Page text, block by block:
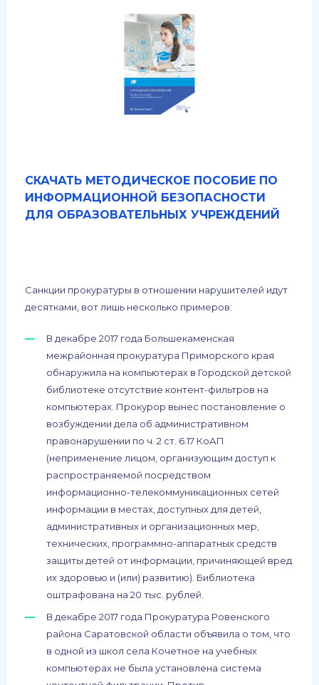
СКАЧАТЬ МЕТОДИЧЕСКОЕ ПОСОБИЕ ПО
ИНФОРМАЦИОННОЙ БЕЗОПАСНОСТИ
ДЛЯ ОБРАЗОВАТЕЛЬНЫХ УЧРЕЖДЕНИЙ
Санкции прокуратуры в отношении нарушителей идут
десятками, вот лишь несколько примеров:
В декабре 2017 года Большекаменская
межрайонная прокуратура Приморского края
обнаружила на компьютерах в Городской детской
библиотеке отсутствие контент-фильтров на
компьютерах. Прокурор вынес постановление о
возбуждении дела об административном
правонарушении по ч. 2 ст. 6.17 КоАП
(неприменение лицом, организующим доступ к
распространяемой посредством
информационно-телекоммуникационных сетей
информации в местах, доступных для детей,
административных и организационных мер,
технических, программно-аппаратных средств
защиты детей от информации, причиняющей вред
их здоровью и (или) развитию). Библиотека
оштрафована на 20 тыс. рублей.
В декабре 2017 года Прокуратура Ровенского
района Саратовской области объявила о том, что
в одной из школ села Кочетное на учебных
компьютерах не была установлена система